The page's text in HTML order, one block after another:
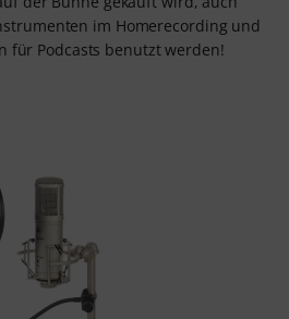
im Homerecording und
für Podcasts benutzt werden!